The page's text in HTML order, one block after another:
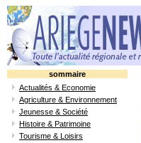
sommaire
Actualités & Economie
Agriculture & Environnement
Jeunesse & Société
Histoire & Patrimoine
Tourisme & Loisirs